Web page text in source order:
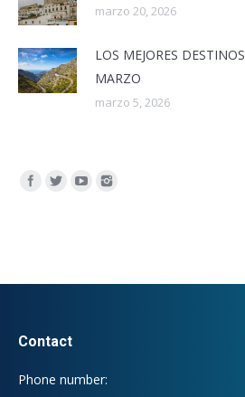
marzo 20, 2026
LOS MEJORES
MARZO
marzo 5, 2026
Encuéntranos en:
Contact
Phone number: